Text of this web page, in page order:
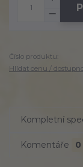
Číslo produktu:
Hlídat cenu /
Kompletní
Komentáře 0